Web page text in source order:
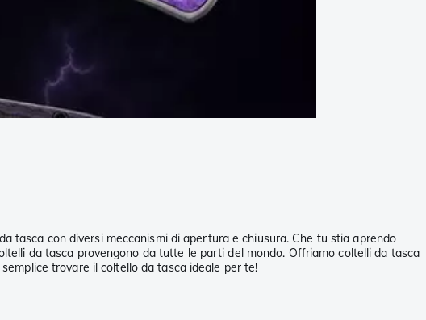
tasca con diversi meccanismi di apertura e chiusura. Che tu stia aprendo
da tasca provengono da tutte le parti del mondo. Offriamo coltelli da tasca
trovare il coltello da tasca ideale per te!